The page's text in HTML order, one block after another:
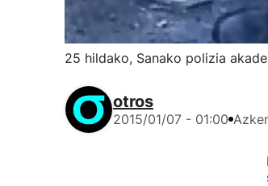
25 hildako, Sanako polizia
otros
2015/01/07 - 01:00